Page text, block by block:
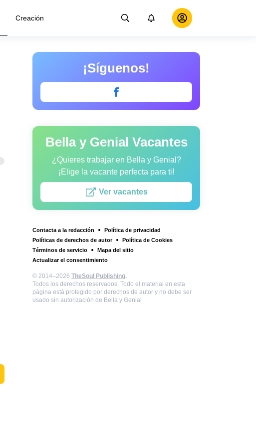
Creación
¡Síguenos!
Bella y Genial Vacantes
¿Quieres trabajar en Bella y Genial?
¡Elige la vacante perfecta para ti!
Ver vacantes
Contacta a la redacción
Política de privacidad
Políticas de derechos de autor
Política de Cookies
Términos de servicio
Mapa del sitio
Actualizar el consentimiento
© 2014–2026 TheSoul Publishing.
Todos los derechos reservados. Todo el material en esta
página está protegido por derechos de autor y no debe ser
usado sin autorización de Bella y Genial